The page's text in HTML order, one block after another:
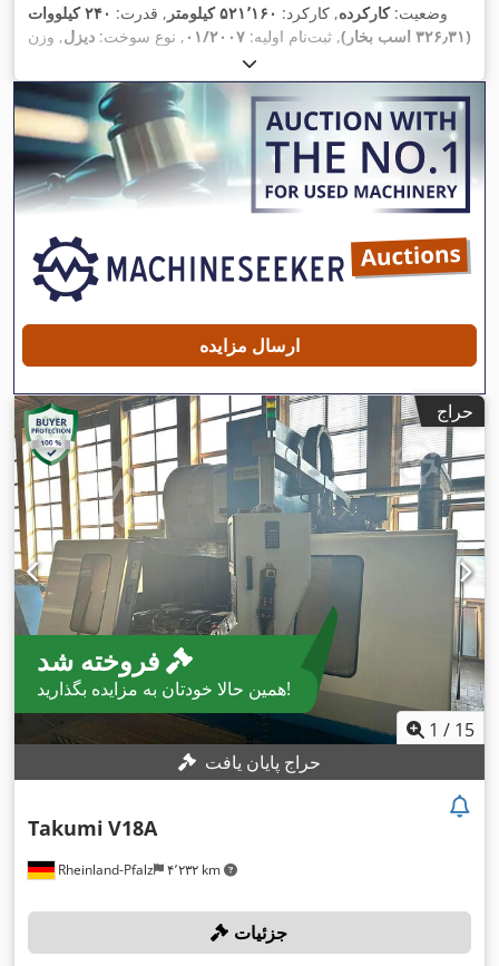
وضعیت:کارکرده, کارکرد: ۵۲۱٬۱۶۰ کیلومتر , قدرت:
۲۴۰ کیلووات
(۳۲۶٫۳۱ اسب بخار)
, ثبت‌نام اولیه: ۰۱/۲۰۰۷ , نوع سوخت: دیزل, وزن
, حداکثر وزن بار:
۱۸٬۰۰۰ کیلوگرم
, سایز تایر: 315/80R22.5 , پیکربندی محور:4x2,
فاصله بین دو محور:
, بازرسی بعدی (TÜV):
۰۴/۲۰۲۵
, رنگ: زرد, کابین راننده:کابین روزانه, نوع چرخ‌دنده:
مکانیکی, کلاس انتشار:یورو۴ , سیستم تعلیق: فولاد
, تعداد صندلی‌ها:
, تجهیزات:اتصال یدک‌کش, اِی‌بی‌اِس‎, تهویه مطبوع, سطح صدای
کم, فرمان هیدرولیک, قفل دیفرانسیل, کابین,
ارسال مزایده
حراج
همین حالا خودتان به مزایده بگذارید!
1 / 15
حراج پایان یافت
Rheinland-Pfalz ۴٬۲۳۲ km
Takumi V18A
جزئیات